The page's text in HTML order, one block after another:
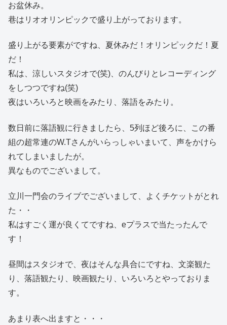
お盆休み。
巷はリオオリンピックで盛り上がっております。
盛り上がる要素がですね、夏休みだ！オリンピックだ！夏
だ！
私は、涼しいスタジオで(笑)、のんびりとレコーディング
をしつつですね(笑)
夜はいろいろと映画をみたり、落語をみたり。
数日前に落語観に行きましたら、5列ほど後ろに、この番
組の超常連のW.Tさんがいらっしゃいまいて、声をかけら
れてしまいましたが。
異なものでございまして。
立川一門会のライブでございまして、よくチケットがとれ
た・・
私はすごく運が良くてですね、eプラスで当たったんで
す！
昼間はスタジオで、夜はそんな具合にですね、文楽観た
り、落語観たり、映画観たり、いろいろとやっておりま
す。
あまり表へ出ますと・・・